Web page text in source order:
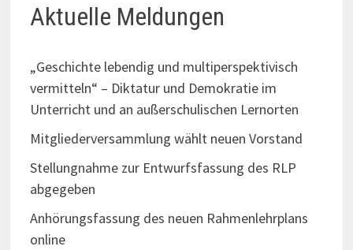
Aktuelle Meldungen
„Geschichte lebendig und multiperspektivisch
vermitteln“ – Diktatur und Demokratie im
Unterricht und an außerschulischen Lernorten
Mitgliederversammlung wählt neuen Vorstand
Stellungnahme zur Entwurfsfassung des RLP
abgegeben
Anhörungsfassung des neuen Rahmenlehrplans
online